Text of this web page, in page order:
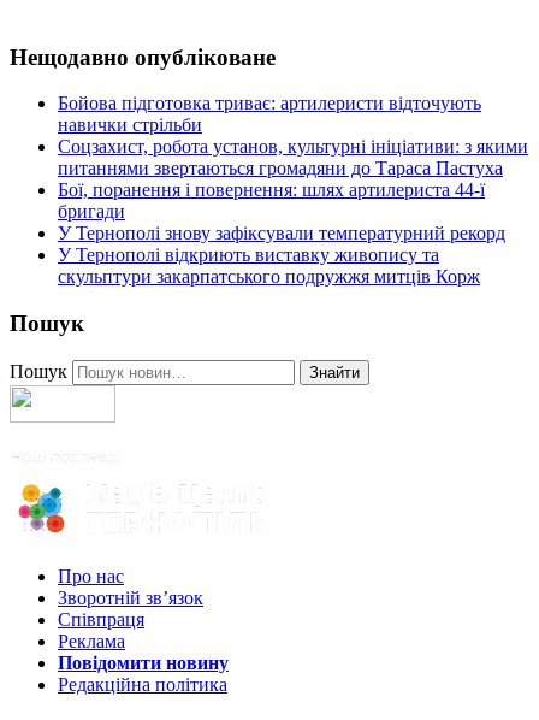
Нещодавно опубліковане
Бойова підготовка триває: артилеристи відточують
навички стрільби
Соцзахист, робота установ, культурні ініціативи: з якими
питаннями звертаються громадяни до Тараса Пастуха
Бої, поранення і повернення: шлях артилериста 44-ї
бригади
У Тернополі знову зафіксували температурний рекорд
У Тернополі відкриють виставку живопису та
скульптури закарпатського подружжя митців Корж
Пошук
Пошук Знайти
Про нас
Зворотній зв’язок
Співпраця
Реклама
Повідомити новину
Редакційна політика